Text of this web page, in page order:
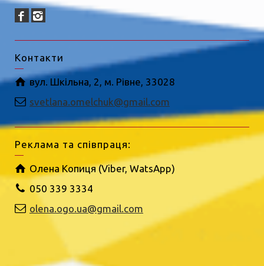
Контакти
вул. Шкільна, 2, м. Рівне, 33028
svetlana.omelchuk@gmail.com
Реклама та співпраця:
Олена Копиця (Viber, WatsApp)
050 339 3334
olena.ogo.ua@gmail.com